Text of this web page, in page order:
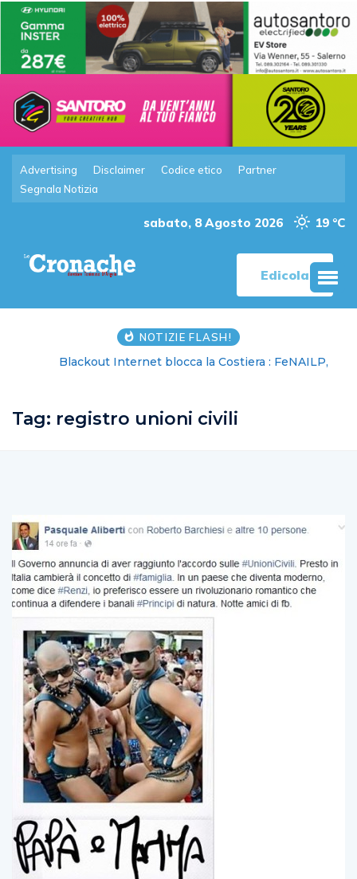
Advertising Disclaimer Codice etico
Partner
Segnala Notizia
sabato, 8 Agosto 2026 19 °C
Edicola
NOTIZIE FLASH!
Blackout Internet blocca la Costiera : FeNAILP,